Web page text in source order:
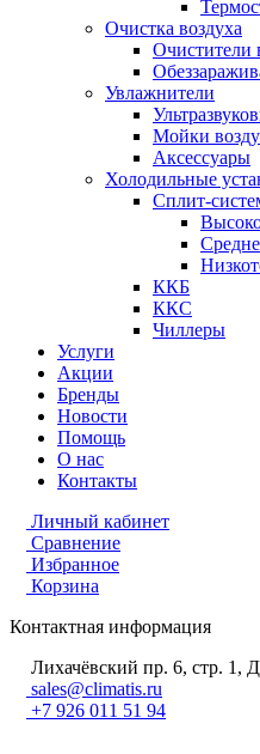
Очистка воздуха
Очистители
Увлажнители
Мойки
Аксессуары
Холодильные
Сплит-
ККБ
ККС
Чиллеры
Услуги
Акции
Бренды
Новости
Помощь
О нас
Контакты
Личный кабинет
Сравнение
Избранное
Корзина
Контактная информация
Лихачёвский пр. 6, стр. 1,
sales@climatis.ru
+7 926 011 51 94